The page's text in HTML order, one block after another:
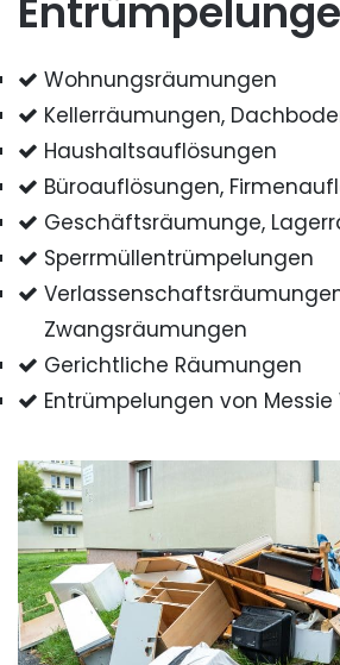
Wohnungsräumungen
Kellerräumungen,
Haushaltsauflösungen
Büroauflösungen,
Geschäftsräumunge,
Sperrmüllentrümpelungen
Zwangsräumungen
Gerichtliche Räumungen
Entrümpelungen von